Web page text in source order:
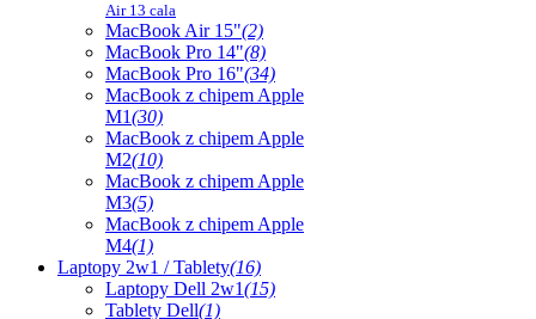
Air 13 cala
MacBook Air 15"(2)
MacBook Pro 14"(8)
MacBook Pro 16"(34)
MacBook z chipem Apple
M1(30)
MacBook z chipem Apple
M2(10)
MacBook z chipem Apple
M3(5)
MacBook z chipem Apple
M4(1)
Laptopy 2w1 / Tablety(16)
Laptopy Dell 2w1(15)
Tablety Dell(1)